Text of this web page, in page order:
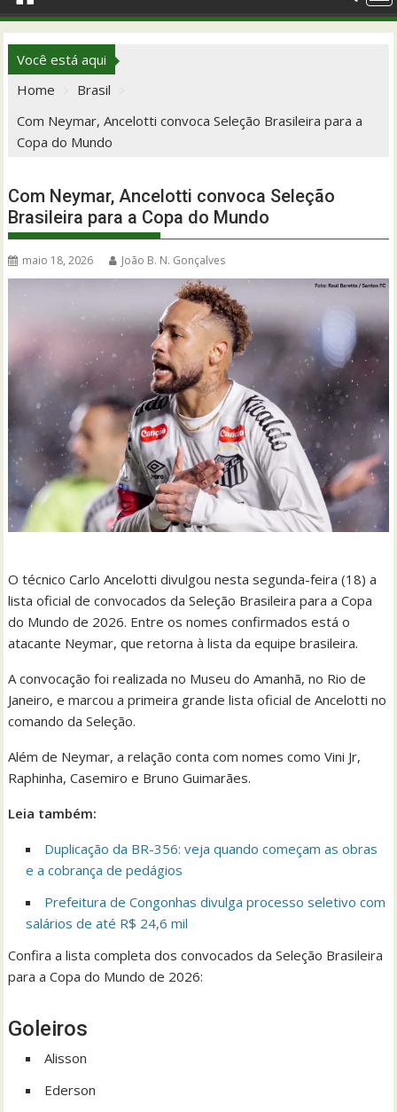
Você está aqui
Home
Brasil
Com Neymar, Ancelotti convoca Seleção Brasileira para a
Copa do Mundo
Com Neymar, Ancelotti convoca Seleção
Brasileira para a Copa do Mundo
maio 18, 2026 João B. N. Gonçalves
O técnico Carlo Ancelotti divulgou nesta segunda-feira (18) a
lista oficial de convocados da Seleção Brasileira para a Copa
do Mundo de 2026. Entre os nomes confirmados está o
atacante Neymar, que retorna à lista da equipe brasileira.
A convocação foi realizada no Museu do Amanhã, no Rio de
Janeiro, e marcou a primeira grande lista oficial de Ancelotti no
comando da Seleção.
Além de Neymar, a relação conta com nomes como Vini Jr,
Raphinha, Casemiro e Bruno Guimarães.
Leia também:
Duplicação da BR-356: veja quando começam as obras
e a cobrança de pedágios
Prefeitura de Congonhas divulga processo seletivo com
salários de até R$ 24,6 mil
Confira a lista completa dos convocados da Seleção Brasileira
para a Copa do Mundo de 2026:
Goleiros
Alisson
Ederson